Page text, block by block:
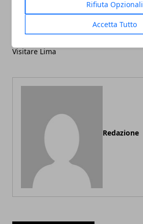
Rifiuta Opzionali
Accetta Tutto
Visitare Lima
Redazione